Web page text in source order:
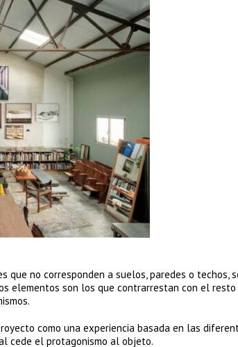
que no corresponden a suelos, paredes o techos,
elementos son los que contrarrestan con el
como una experiencia basada en las
cede el protagonismo al objeto.